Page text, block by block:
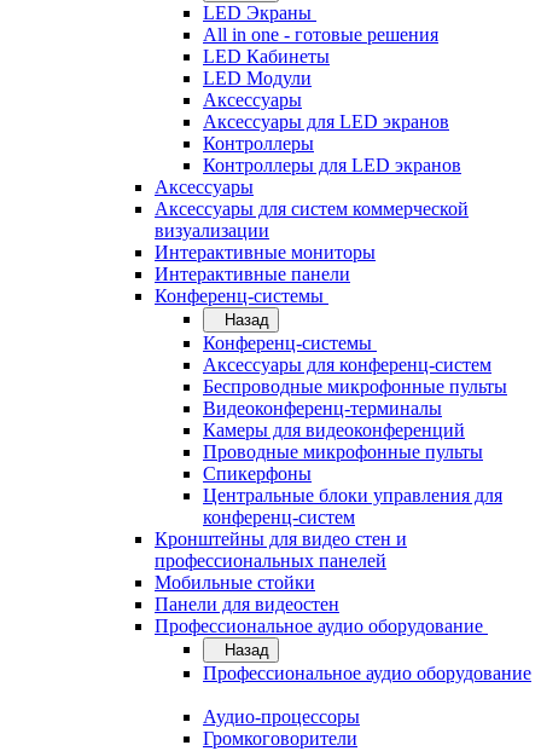
LED Экраны
All in one - готовые решения
LED Кабинеты
LED Модули
Аксессуары
Аксессуары для LED экранов
Контроллеры
Контроллеры для LED экранов
Аксессуары
Аксессуары для систем коммерческой
визуализации
Интерактивные мониторы
Интерактивные панели
Конференц-системы
Назад
Конференц-системы
Аксессуары для конференц-систем
Беспроводные микрофонные пульты
Видеоконференц-терминалы
Камеры для видеоконференций
Проводные микрофонные пульты
Спикерфоны
Центральные блоки управления для
конференц-систем
Кронштейны для видео стен и
профессиональных панелей
Мобильные стойки
Панели для видеостен
Профессиональное аудио оборудование
Назад
Профессиональное аудио оборудование
Аудио-процессоры
Громкоговорители